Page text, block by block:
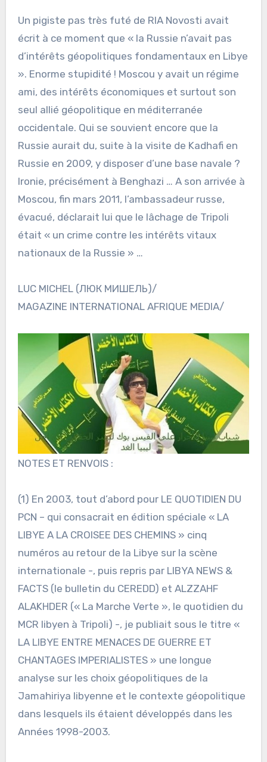
Un pigiste pas très futé de RIA Novosti avait
écrit à ce moment que « la Russie n’avait pas
d’intérêts géopolitiques fondamentaux en Libye
». Enorme stupidité ! Moscou y avait un régime
ami, des intérêts économiques et surtout son
seul allié géopolitique en méditerranée
occidentale. Qui se souvient encore que la
Russie aurait du, suite à la visite de Kadhafi en
Russie en 2009, y disposer d’une base navale ?
Ironie, précisément à Benghazi … A son arrivée à
Moscou, fin mars 2011, l’ambassadeur russe,
évacué, déclarait lui que le lâchage de Tripoli
était « un crime contre les intérêts vitaux
nationaux de la Russie » …
LUC MICHEL (ЛЮК МИШЕЛЬ)/
MAGAZINE INTERNATIONAL AFRIQUE MEDIA/
NOTES ET RENVOIS :
(1) En 2003, tout d’abord pour LE QUOTIDIEN DU
PCN – qui consacrait en édition spéciale « LA
LIBYE A LA CROISEE DES CHEMINS » cinq
numéros au retour de la Libye sur la scène
internationale -, puis repris par LIBYA NEWS &
FACTS (le bulletin du CEREDD) et ALZZAHF
ALAKHDER (« La Marche Verte », le quotidien du
MCR libyen à Tripoli) -, je publiait sous le titre «
LA LIBYE ENTRE MENACES DE GUERRE ET
CHANTAGES IMPERIALISTES » une longue
analyse sur les choix géopolitiques de la
Jamahiriya libyenne et le contexte géopolitique
dans lesquels ils étaient développés dans les
Années 1998-2003.